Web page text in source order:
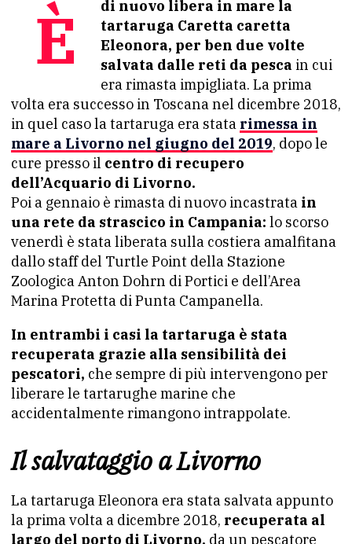
È di nuovo libera in mare la
tartaruga Caretta caretta
Eleonora, per ben due volte
salvata dalle reti da pesca in cui
era rimasta impigliata. La prima
volta era successo in Toscana nel dicembre 2018,
in quel caso la tartaruga era stata rimessa in
mare a Livorno nel giugno del 2019, dopo le
cure presso il centro di recupero
dell’Acquario di Livorno.
Poi a gennaio è rimasta di nuovo incastrata in
una rete da strascico in Campania: lo scorso
venerdì è stata liberata sulla costiera amalfitana
dallo staff del Turtle Point della Stazione
Zoologica Anton Dohrn di Portici e dell’Area
Marina Protetta di Punta Campanella.
In entrambi i casi la tartaruga è stata
recuperata grazie alla sensibilità dei
pescatori, che sempre di più intervengono per
liberare le tartarughe marine che
accidentalmente rimangono intrappolate.
Il salvataggio a Livorno
La tartaruga Eleonora era stata salvata appunto
la prima volta a dicembre 2018, recuperata al
largo del porto di Livorno, da un pescatore